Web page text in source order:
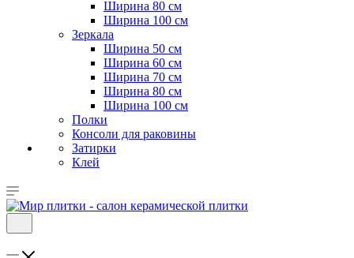
Ширина 80 см
Ширина 100 см
Зеркала
Ширина 50 см
Ширина 60 см
Ширина 70 см
Ширина 80 см
Ширина 100 см
Полки
Консоли для раковины
Затирки
Клей